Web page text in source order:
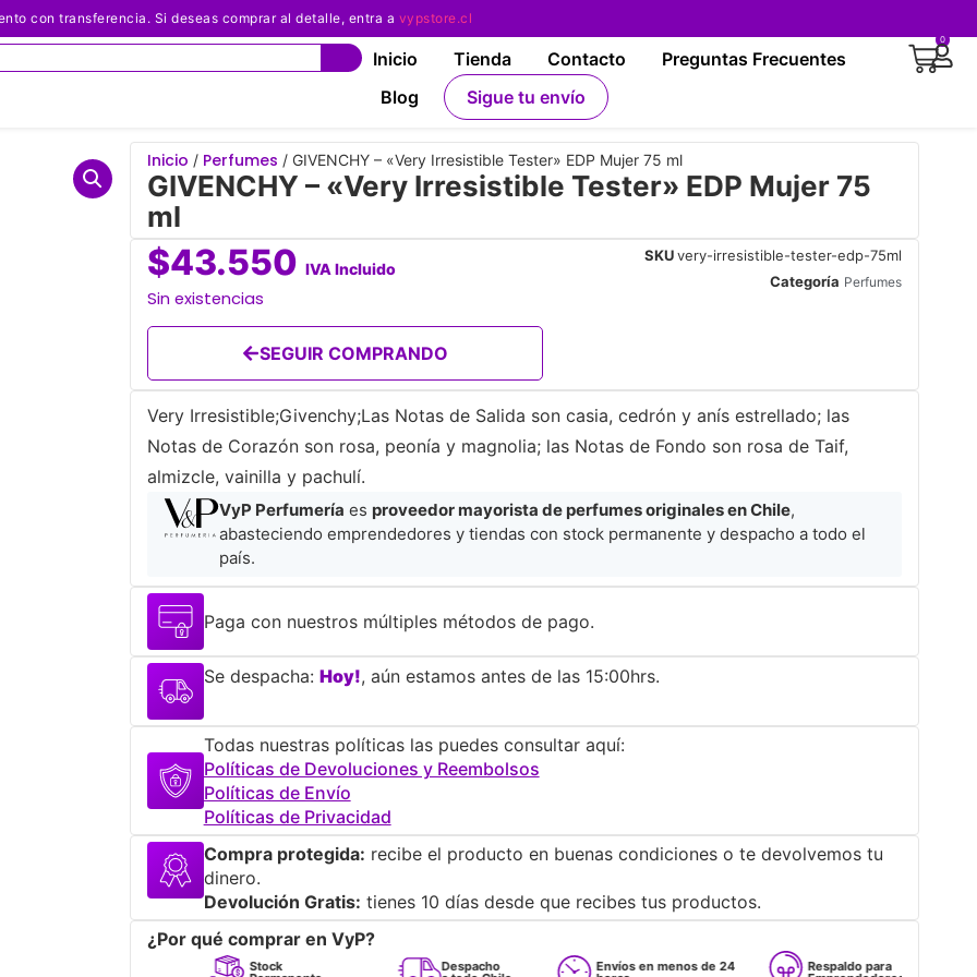
con transferencia. Si deseas comprar al detalle, entra a vypstore.cl
Inicio Tienda Contacto
Preguntas Frecuentes
Blog
Sigue tu envío
0
Inicio / Perfumes / GIVENCHY – «Very Irresistible Tester» EDP Mujer 75 ml
GIVENCHY – «Very Irresistible Tester» EDP Mujer 75
ml
$43.550 IVA Incluido
Sin existencias
SEGUIR COMPRANDO
SKUvery-irresistible-tester-edp-75ml
Categoría Perfumes
Very Irresistible;Givenchy;Las Notas de Salida son casia, cedrón y anís estrellado; las
Notas de Corazón son rosa, peonía y magnolia; las Notas de Fondo son rosa de Taif,
almizcle, vainilla y pachulí.
VyP Perfumería es proveedor mayorista de perfumes originales en Chile,
abasteciendo emprendedores y tiendas con stock permanente y despacho a todo el
país.
Paga con nuestros múltiples métodos de pago.
Se despacha: Hoy!, aún estamos antes de las 15:00hrs.
Todas nuestras políticas las puedes consultar aquí:
Políticas de Devoluciones y Reembolsos
Políticas de Envío
Políticas de Privacidad
Compra protegida: recibe el producto en buenas condiciones o te devolvemos tu
dinero.
Devolución Gratis: tienes 10 días desde que recibes tus productos.
¿Por qué comprar en VyP?
Stock Despacho Envíos en menos de 24 Respaldo para